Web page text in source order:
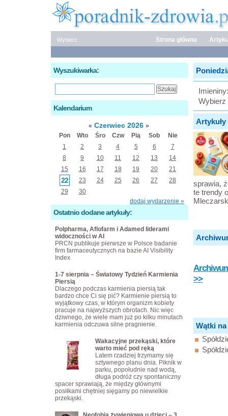
Wybierz: Strona główna
Wybierz
sprawia,
te trendy
>>
Wątki
Wyszukiwarka:
Kalendarium
« Czerwiec 2026 »
Pon
Wto Śro Czw Pią Sob
Nie
1
2 3 4 5 6
7
8
9 10 11 12 13
14
15
16 17 18 19 20 21
22 23 24 25 26 27
28
29
30
dodaj wydarzenie »
Ostatnio dodane artykuły:
Polpharma, Aflofarm i Adamed liderami
widoczności w AI
PRCN publikuje pierwsze w Polsce badanie
firm farmaceutycznych na bazie AI Visibility
Index
1-7 sierpnia – Światowy Tydzień Karmienia
Piersią
Dlaczego podczas karmienia piersią tak
bardzo chce Ci się pić? Karmienie piersią to
wyjątkowy czas, w którym organizm kobiety
pracuje na najwyższych obrotach. Nic więc
dziwnego, że wiele mam już po kilku minutach
karmienia odczuwa silne pragnienie.
Wakacyjne przekąski, które
warto mieć pod ręką
Latem rzadziej trzymamy się
sztywnego planu dnia. Piknik w
parku, popołudnie nad wodą,
długa podróż czy spontaniczny
spacer sprawiają, że między głównymi
posiłkami chętniej sięgamy po niewielkie
przekąski.